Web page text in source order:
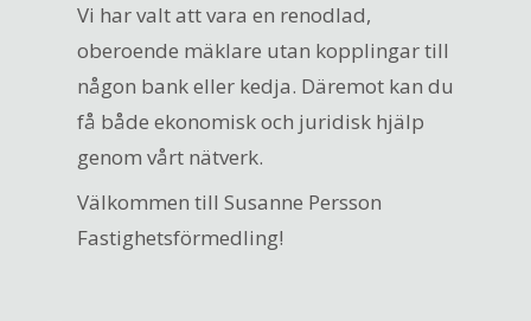
Vi har valt att vara en renodlad,
oberoende mäklare utan kopplingar till
någon bank eller kedja. Däremot kan du
få både ekonomisk och juridisk hjälp
genom vårt nätverk.
Välkommen till Susanne Persson
Fastighetsförmedling!